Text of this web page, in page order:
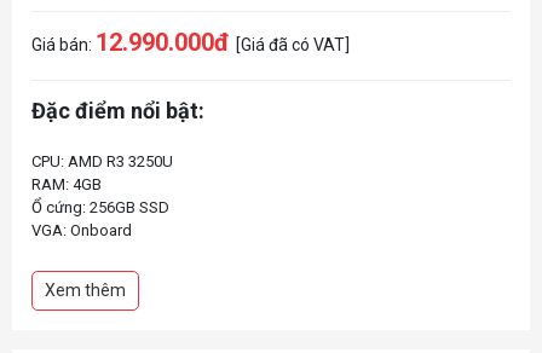
Giá bán: 12.990.000đ [Giá đã có VAT]
Đặc điểm nổi bật:
CPU: AMD R3 3250U
RAM: 4GB
Ổ cứng: 256GB SSD
VGA: Onboard
HĐH: Win 10
Xem thêm